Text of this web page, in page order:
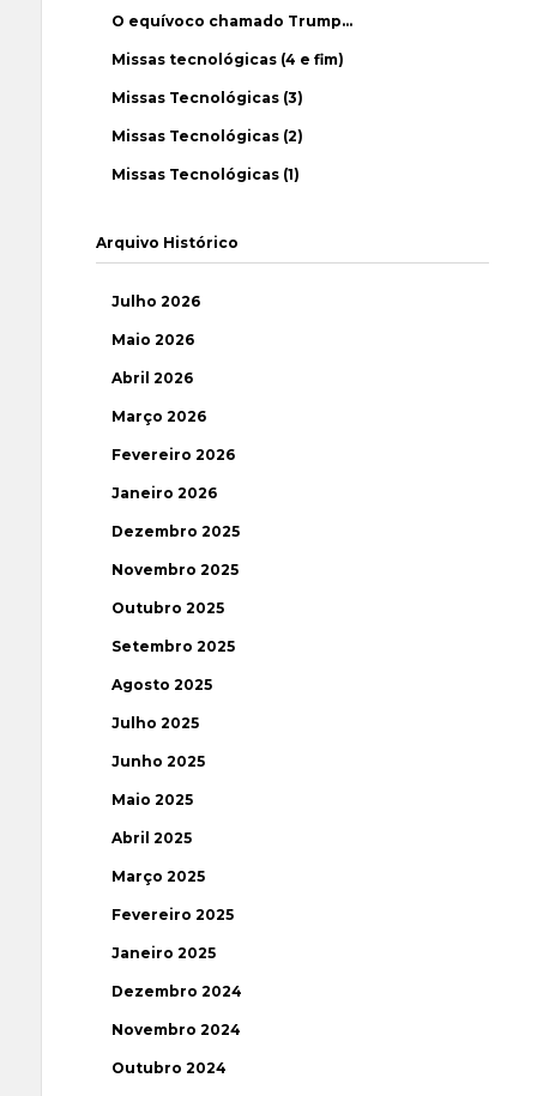
O equívoco chamado Trump…
Missas tecnológicas (4 e fim)
Missas Tecnológicas (3)
Missas Tecnológicas (2)
Missas Tecnológicas (1)
Arquivo Histórico
Julho 2026
Maio 2026
Abril 2026
Março 2026
Fevereiro 2026
Janeiro 2026
Dezembro 2025
Novembro 2025
Outubro 2025
Setembro 2025
Agosto 2025
Julho 2025
Junho 2025
Maio 2025
Abril 2025
Março 2025
Fevereiro 2025
Janeiro 2025
Dezembro 2024
Novembro 2024
Outubro 2024